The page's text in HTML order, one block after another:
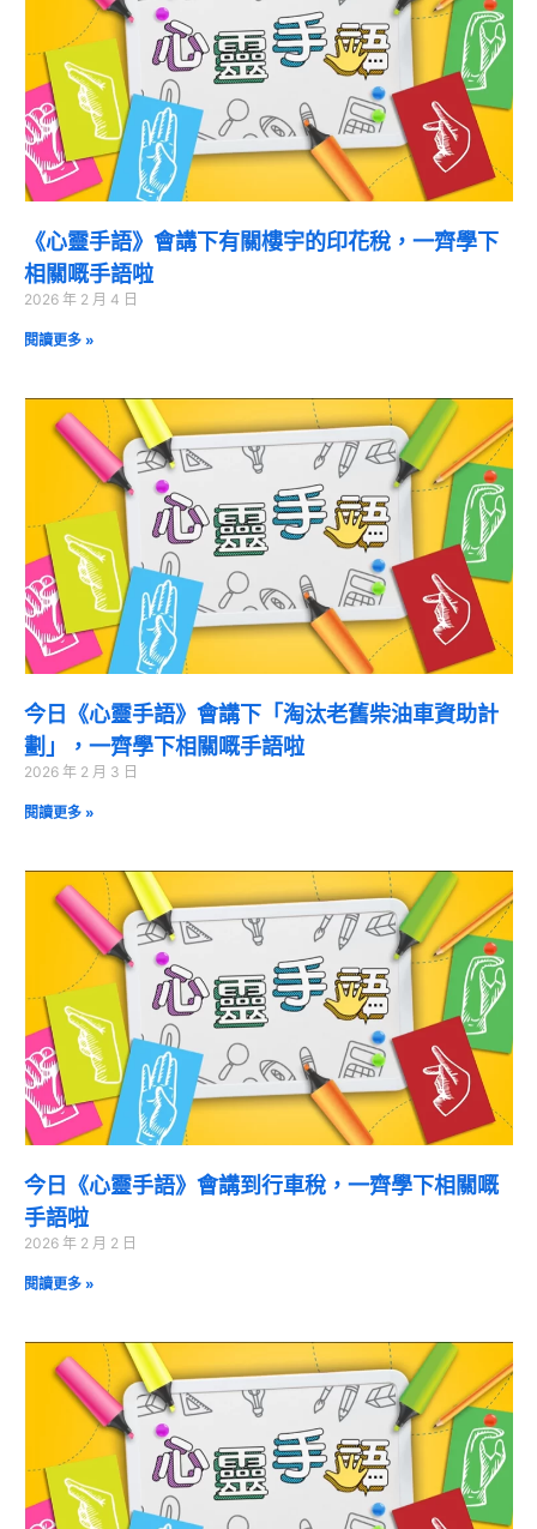
《心靈手語》會講下有關樓宇的印花稅，一齊學下
相關嘅手語啦
2026 年 2 月 4 日
閱讀更多 »
今日《心靈手語》會講下「淘汰老舊柴油車資助計
劃」，一齊學下相關嘅手語啦
2026 年 2 月 3 日
閱讀更多 »
今日《心靈手語》會講到行車稅，一齊學下相關嘅
手語啦
2026 年 2 月 2 日
閱讀更多 »